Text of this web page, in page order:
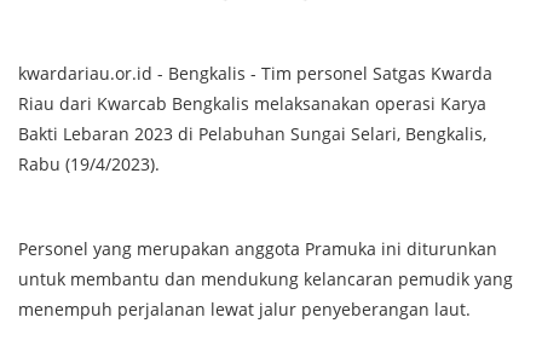
kwardariau.or.id - Bengkalis - Tim personel Satgas Kwarda
Riau dari Kwarcab Bengkalis melaksanakan operasi Karya
Bakti Lebaran 2023 di Pelabuhan Sungai Selari, Bengkalis,
Rabu (19/4/2023).
Personel yang merupakan anggota Pramuka ini diturunkan
untuk membantu dan mendukung kelancaran pemudik yang
menempuh perjalanan lewat jalur penyeberangan laut.